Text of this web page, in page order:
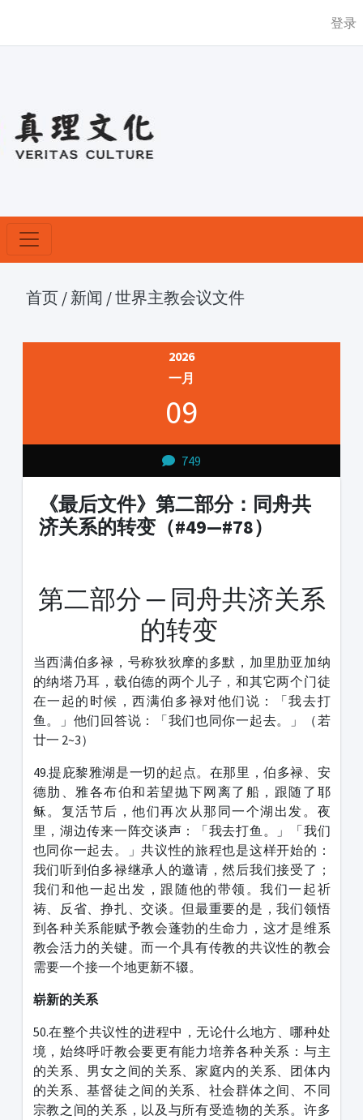
登录
首页 / 新闻 /世界主教会议文件
2026
一月
09
749
《最后文件》第二部分：同舟共
济关系的转变（#49—#78）
第二部分 ─ 同舟共济关系
的转变
当西满伯多禄，号称狄狄摩的多默，加里肋亚加纳
的纳塔乃耳，载伯德的两个儿子，和其它两个门徒
在一起的时候，西满伯多禄对他们说：「我去打
鱼。」他们回答说：「我们也同你一起去。」（若
廿一 2~3）
49.提庇黎雅湖是一切的起点。在那里，伯多禄、安
德肋、雅各布伯和若望抛下网离了船，跟随了耶
稣。复活节后，他们再次从那同一个湖出发。夜
里，湖边传来一阵交谈声：「我去打鱼。」「我们
也同你一起去。」共议性的旅程也是这样开始的：
我们听到伯多禄继承人的邀请，然后我们接受了；
我们和他一起出发，跟随他的带领。我们一起祈
祷、反省、挣扎、交谈。但最重要的是，我们领悟
到各种关系能赋予教会蓬勃的生命力，这才是维系
教会活力的关键。而一个具有传教的共议性的教会
需要一个接一个地更新不辍。
崭新的关系
50.在整个共议性的进程中，无论什么地方、哪种处
境，始终呼吁教会要更有能力培养各种关系：与主
的关系、男女之间的关系、家庭内的关系、团体内
的关系、基督徒之间的关系、社会群体之间、不同
宗教之间的关系，以及与所有受造物的关系。许多